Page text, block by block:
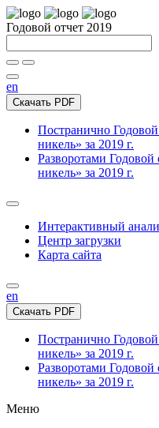
Годовой отчет 2019
en
Скачать PDF
Постранично
никель» за 2019 г.
Разворотами
никель» за 2019 г.
Интерактивный
Центр загрузки
Карта сайта
en
Скачать PDF
Постранично
никель» за 2019 г.
Разворотами
никель» за 2019 г.
Меню